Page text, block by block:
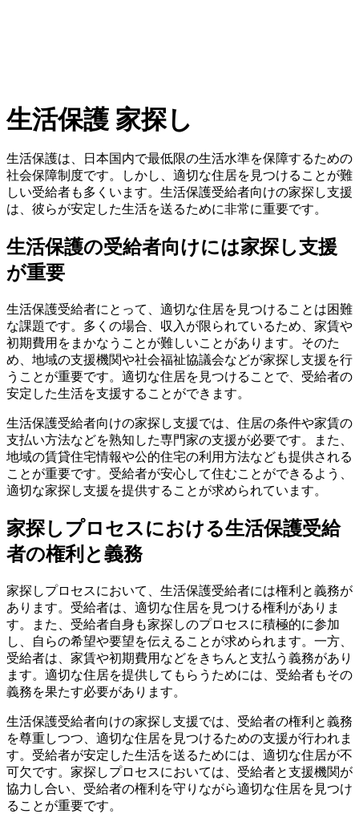
生活保護 家探し
生活保護は、日本国内で最低限の生活水準を保障するための
社会保障制度です。しかし、適切な住居を見つけることが難
しい受給者も多くいます。生活保護受給者向けの家探し支援
は、彼らが安定した生活を送るために非常に重要です。
生活保護の受給者向けには家探し支援
が重要
生活保護受給者にとって、適切な住居を見つけることは困難
な課題です。多くの場合、収入が限られているため、家賃や
初期費用をまかなうことが難しいことがあります。そのた
め、地域の支援機関や社会福祉協議会などが家探し支援を行
うことが重要です。適切な住居を見つけることで、受給者の
安定した生活を支援することができます。
生活保護受給者向けの家探し支援では、住居の条件や家賃の
支払い方法などを熟知した専門家の支援が必要です。また、
地域の賃貸住宅情報や公的住宅の利用方法なども提供される
ことが重要です。受給者が安心して住むことができるよう、
適切な家探し支援を提供することが求められています。
家探しプロセスにおける生活保護受給
者の権利と義務
家探しプロセスにおいて、生活保護受給者には権利と義務が
あります。受給者は、適切な住居を見つける権利がありま
す。また、受給者自身も家探しのプロセスに積極的に参加
し、自らの希望や要望を伝えることが求められます。一方、
受給者は、家賃や初期費用などをきちんと支払う義務があり
ます。適切な住居を提供してもらうためには、受給者もその
義務を果たす必要があります。
生活保護受給者向けの家探し支援では、受給者の権利と義務
を尊重しつつ、適切な住居を見つけるための支援が行われま
す。受給者が安定した生活を送るためには、適切な住居が不
可欠です。家探しプロセスにおいては、受給者と支援機関が
協力し合い、受給者の権利を守りながら適切な住居を見つけ
ることが重要です。